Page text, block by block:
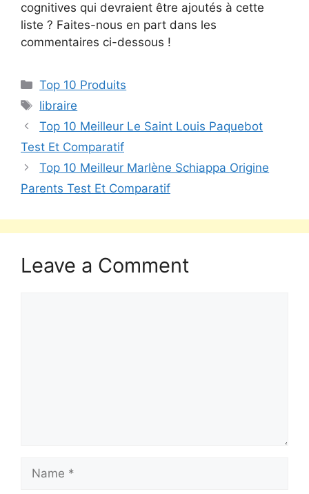
cognitives qui devraient être ajoutés à cette
liste ? Faites-nous en part dans les
commentaires ci-dessous !
Top 10 Produits
libraire
Top 10 Meilleur Le Saint Louis Paquebot
Test Et Comparatif
Top 10 Meilleur Marlène Schiappa Origine
Parents Test Et Comparatif
Leave a Comment